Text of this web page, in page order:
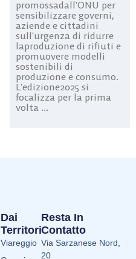
promossadall’ONU per
sensibilizzare governi,
aziende e cittadini
sull’urgenza di ridurre
laproduzione di rifiuti e
promuovere modelli
sostenibili di
produzione e consumo.
L’edizione2025 si
focalizza per la prima
volta ...
Dai
Territori
Viareggio
Resta In
Contatto
Via Sarzanese Nord,
20